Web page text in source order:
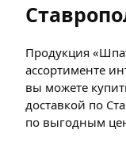
Продукция
ассортименте
вы можете
доставкой по
по выгодным